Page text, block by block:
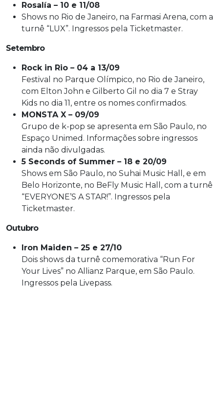
Rosalía – 10 e 11/08
Shows no Rio de Janeiro, na Farmasi Arena, com a
turnê “LUX”. Ingressos pela Ticketmaster.
Setembro
Rock in Rio – 04 a 13/09
Festival no Parque Olímpico, no Rio de Janeiro,
com Elton John e Gilberto Gil no dia 7 e Stray
Kids no dia 11, entre os nomes confirmados.
MONSTA X – 09/09
Grupo de k-pop se apresenta em São Paulo, no
Espaço Unimed. Informações sobre ingressos
ainda não divulgadas.
5 Seconds of Summer – 18 e 20/09
Shows em São Paulo, no Suhai Music Hall, e em
Belo Horizonte, no BeFly Music Hall, com a turnê
“EVERYONE’S A STAR!”. Ingressos pela
Ticketmaster.
Outubro
Iron Maiden – 25 e 27/10
Dois shows da turnê comemorativa “Run For
Your Lives” no Allianz Parque, em São Paulo.
Ingressos pela Livepass.